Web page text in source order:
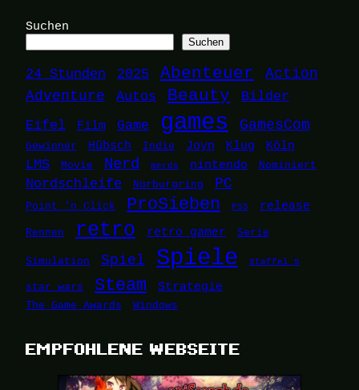
Suchen
Suchen
24 Stunden 2025 Abenteuer
Action
Adventure
Autos Beauty
Bilder
Eifel
Film Game games GamesCom
Gewinner Hübsch Indie Joyn Klug Köln
LMS Movie Nerd Nerds nintendo Nominiert
Nordschleife Nürburgring PC
Point 'n Click ProSieben PS5 release
Rennen retro retro gamer Serie
Simulation Spiel Spiele Staffel 5
star wars Steam Strategie
The Game Awards Windows
EMPFOHLENE WEBSEITE